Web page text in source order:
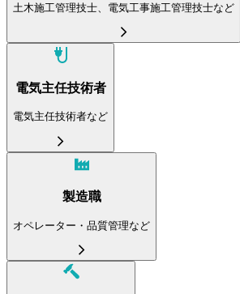
土木施工管理技士、電気工事施工管理技士など
電気主任技術者
電気主任技術者など
製造職
オペレーター・品質管理など